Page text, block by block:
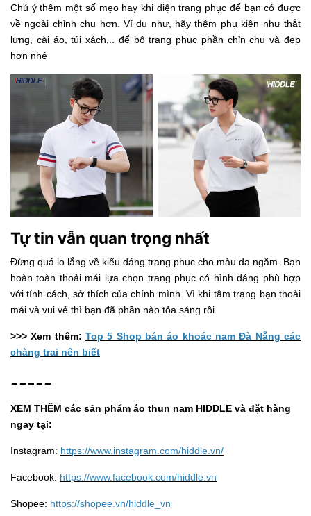
Chú ý thêm một số mẹo hay khi diện trang phục để bạn có được
về ngoài chỉnh chu hơn. Ví dụ như, hãy thêm phụ kiện như thắt
lưng, cài áo, túi xách,.. để bộ trang phục phần chỉn chu và đẹp
hơn nhé
Tự tin vẫn quan trọng nhất
Đừng quá lo lắng về kiểu dáng trang phục cho màu da ngăm. Bạn
hoàn toàn thoải mái lựa chọn trang phục có hình dáng phù hợp
với tính cách, sở thích của chính mình. Vì khi tâm trạng bạn thoải
mái và vui vẻ thì bạn đã phần nào tỏa sáng rồi.
>>> Xem thêm: Top 5 Shop bán áo khoác nam Đà Nẵng các
chàng trai nên biết
-----
XEM THÊM các sản phẩm áo thun nam HIDDLE và đặt hàng
ngay tại:
Instagram: https://www.instagram.com/hiddle.vn/
Facebook: https://www.facebook.com/hiddle.vn
Shopee: https://shopee.vn/hiddle_vn